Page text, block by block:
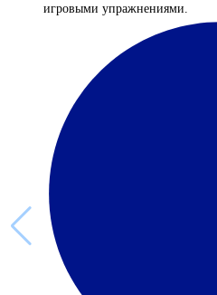
игровыми упражнениями.